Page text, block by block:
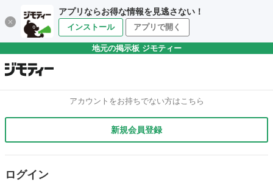
アプリならお得な情報を見逃さない！
インストール アプリで開く
地元の掲示板 ジモティー
アカウントをお持ちでない方はこちら
新規会員登録
ログイン